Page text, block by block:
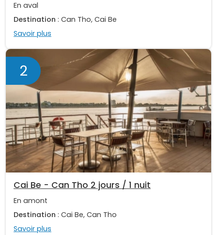
En aval
Destination : Can Tho, Cai Be
Savoir plus
2
Cai Be - Can Tho 2 jours / 1 nuit
En amont
Destination : Cai Be, Can Tho
Savoir plus